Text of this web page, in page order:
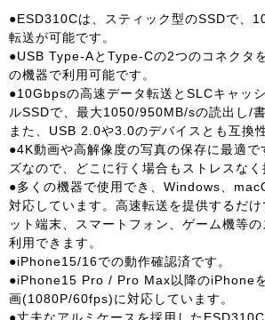
●ESD310Cは、スティック型のSSDで、
転送が可能です。
●USB Type-AとType-Cの2つのコネクタ
の機器で利用可能です。
●10Gbpsの高速データ転送とSLCキャッ
ルSSDで、最大1050/950MB/sの読出し/書
また、USB 2.0や3.0のデバイスとも互換
●4K動画や高解像度の写真の保存に最適で
ズなので、どこに行く場合もストレスなく
●多くの機器で使用でき、Windows、
対応しています。高速転送を提供するだ
ット端末、スマートフォン、ゲーム機等
利用できます。
●iPhone15/16での動作確認済です。
●iPhone15 Pro / Pro Max以降のiPhone
画(1080P/60fps)に対応しています。